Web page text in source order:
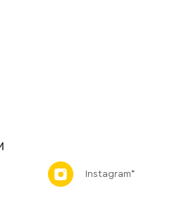
Instagram*